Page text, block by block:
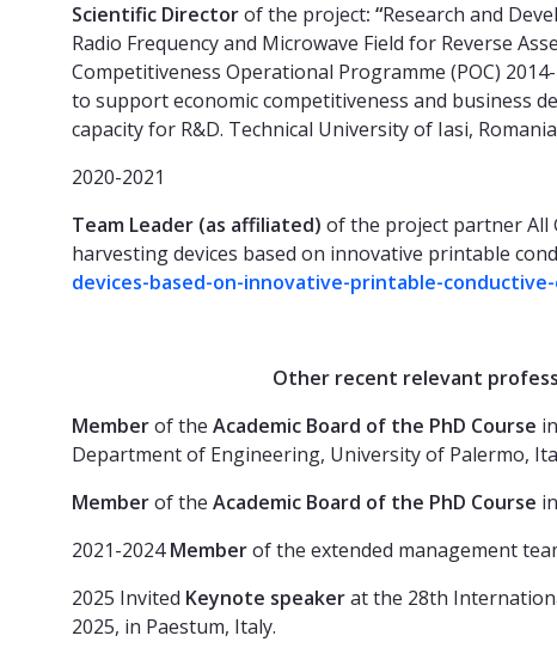
Scientific Directorof the project: “Research and
Radio Frequency and Microwave Field for Reverse
Competitiveness Operational Programme (POC)
to support economic competitiveness and business
capacity for R&D. Technical University of Iasi,
2020-2021
Team Leader (as affiliated) of the project partner All
harvesting devices based on innovative printable
devices-based-on-innovative-printable-
Other recent relevant
Memberof the Academic Board of the PhD Course
Department of Engineering, University of Palermo,
Memberof the Academic Board of the PhD Course
2021-2024Memberof the extended management
2025 Invited Keynote speakerat the 28th
2025, in Paestum, Italy.